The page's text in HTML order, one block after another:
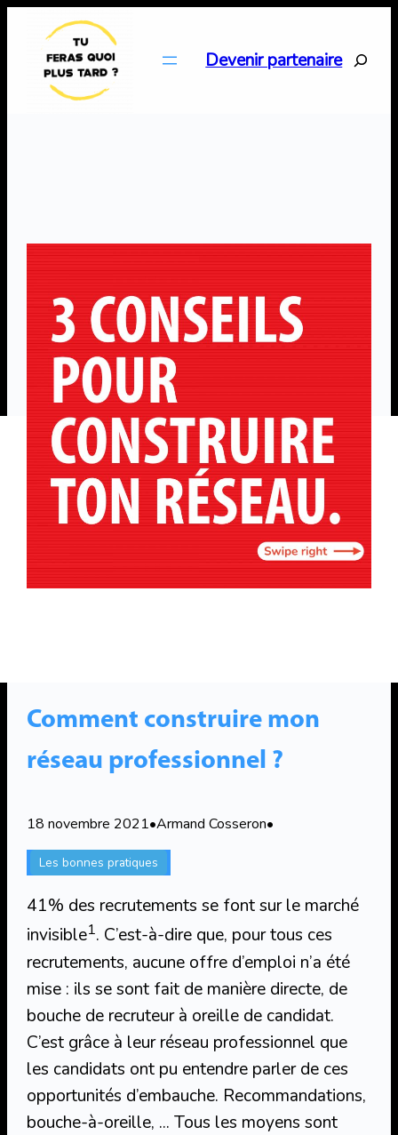
contenu
Devenir partenaireSearch
Comment construire mon
réseau professionnel ?
18 novembre 2021•Armand Cosseron•
Les bonnes pratiques
41% des recrutements se font sur le marché
invisible1. C’est-à-dire que, pour tous ces
recrutements, aucune offre d’emploi n’a été
mise : ils se sont fait de manière directe, de
bouche de recruteur à oreille de candidat.
C’est grâce à leur réseau professionnel que
les candidats ont pu entendre parler de ces
opportunités d’embauche. Recommandations,
bouche-à-oreille, … Tous les moyens sont